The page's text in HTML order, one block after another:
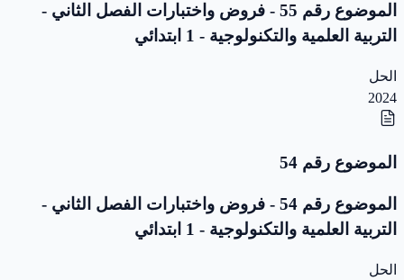
الموضوع رقم 55 - فروض واختبارات الفصل الثاني -
التربية العلمية والتكنولوجية - 1 ابتدائي
الحل
2024
الموضوع رقم 54
الموضوع رقم 54 - فروض واختبارات الفصل الثاني -
التربية العلمية والتكنولوجية - 1 ابتدائي
الحل